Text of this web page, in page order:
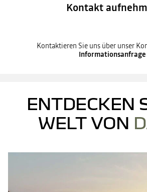
Kontakt
Kontaktieren Sie uns über unser
Informationsanfrage
ENTDECKEN
WELT VON